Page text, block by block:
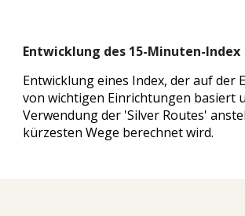
Entwicklung des 15-Minuten-Index
Entwicklung eines Index, der auf der
von wichtigen Einrichtungen basiert
Verwendung der 'Silver Routes'
kürzesten Wege berechnet wird.